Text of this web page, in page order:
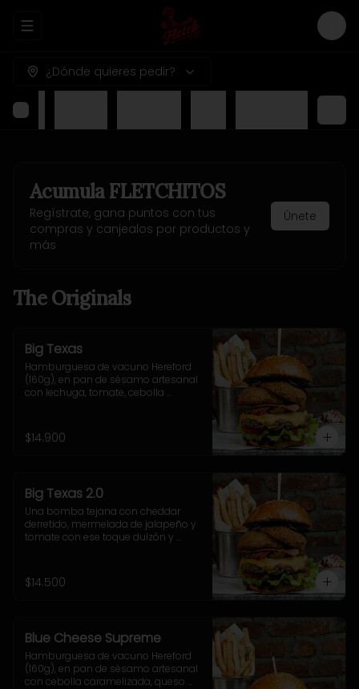
Abrir menu de navegación
¿Dónde quieres pedir?
Kids
AcumulaFLETCHITOS
Regístrate, gana puntos con tus
compras y canjealos por productos y
más
Únete
The Originals
Big Texas
Hamburguesa de vacuno Hereford
(160g), en pan de sésamo artesanal
con lechuga, tomate, cebolla
elección.
$14.900
Big Texas 2.0
Una bomba tejana con cheddar
derretido, mermelada de jalapeño y
tomate con ese toque dulzón y
crocante y nuestra poderosa
sriracha BBQ.
$14.500
Blue Cheese Supreme
Hamburguesa de vacuno Hereford
(160g), en pan de sésamo artesanal
con cebolla caramelizada, queso